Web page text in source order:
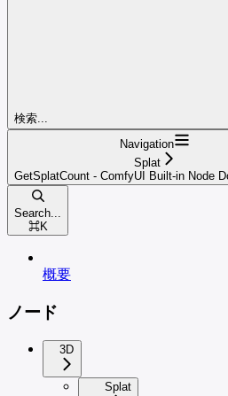
検索...
Navigation
Splat
GetSplatCount - ComfyUI Built-in Node
Search...
⌘K
概要
ノード
3D
Splat